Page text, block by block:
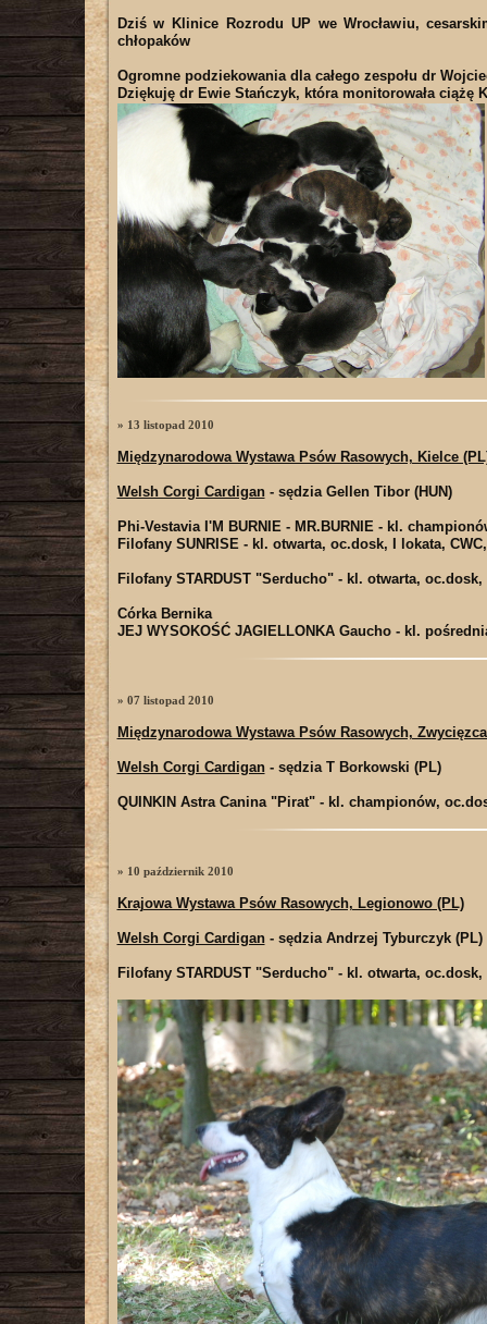
Dziś w Klinice Rozrodu UP we Wrocławiu,
chłopaków
Ogromne podziekowania dla całego zespołu dr
Dziękuję dr Ewie Stańczyk, która monitorowała ciążę
» 13 listopad 2010
Międzynarodowa Wystawa Psów Rasowych, Kielce
Welsh Corgi Cardigan- sędzia Gellen Tibor (HUN)
Phi-Vestavia I'M BURNIE - MR.BURNIE - kl.
Filofany SUNRISE- kl. otwarta, oc.dosk, I lokata,
Filofany STARDUST "Serducho"- kl. otwarta, oc.dosk,
Córka Bernika
JEJ WYSOKOŚĆ JAGIELLONKA Gaucho- kl.
» 07 listopad 2010
Międzynarodowa Wystawa Psów Rasowych,
Welsh Corgi Cardigan- sędzia T Borkowski (PL)
QUINKIN Astra Canina "Pirat"- kl. championów,
» 10 październik 2010
Krajowa Wystawa Psów Rasowych, Legionowo (PL)
Welsh Corgi Cardigan- sędzia Andrzej Tyburczyk (PL)
Filofany STARDUST "Serducho"- kl. otwarta, oc.dosk,